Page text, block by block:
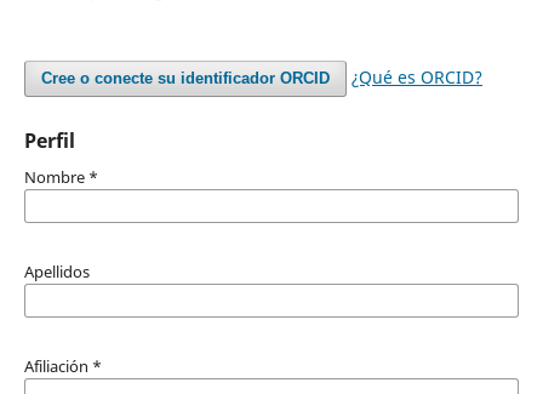
Cree o conecte su identificador ORCID ¿Qué es ORCID?
Perfil
Nombre *
Apellidos
Afiliación *